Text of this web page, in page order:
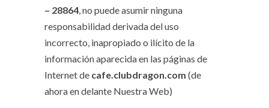
– 28864, no puede asumir ninguna
responsabilidad derivada del uso
incorrecto, inapropiado o ilícito de la
información aparecida en las páginas de
Internet de cafe.clubdragon.com (de
ahora en delante Nuestra Web)